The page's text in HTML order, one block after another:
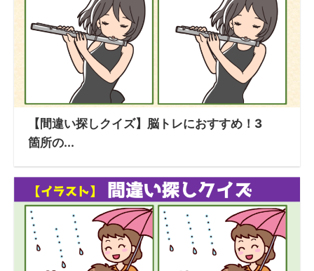
【間違い探しクイズ】脳トレにおすすめ！3
箇所の...